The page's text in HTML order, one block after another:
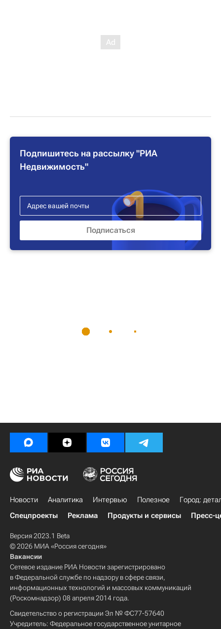
Подпишитесь на рассылку "РИА
Недвижимость"
Новости Аналитика Интервью Полезное
Город:
Спецпроекты
Реклама Продукты и сервисы Пресс-
Версия 2023.1 Beta
© 2026 МИА «Россия сегодня»
Вакансии
Сетевое издание РИА Новости зарегистрировано
в Федеральной службе по надзору в сфере связи,
информационных технологий и массовых коммуникаций
(Роскомнадзор) 08 апреля 2014 года.
Свидетельство о регистрации Эл № ФС77-57640
Учредитель: Федеральное государственное унитарное